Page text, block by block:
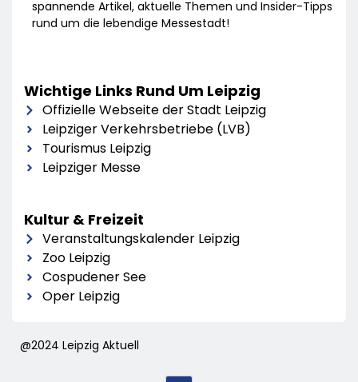
spannende Artikel, aktuelle Themen und Insider-Tipps
rund um die lebendige Messestadt!
Wichtige Links Rund Um Leipzig
Offizielle Webseite der Stadt Leipzig
Leipziger Verkehrsbetriebe (LVB)
Tourismus Leipzig
Leipziger Messe
Kultur & Freizeit
Veranstaltungskalender Leipzig
Zoo Leipzig
Cospudener See
Oper Leipzig
@2024 Leipzig Aktuell